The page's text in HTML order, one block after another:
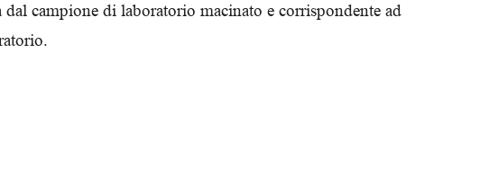
campione di laboratorio macinato e corrispondente ad